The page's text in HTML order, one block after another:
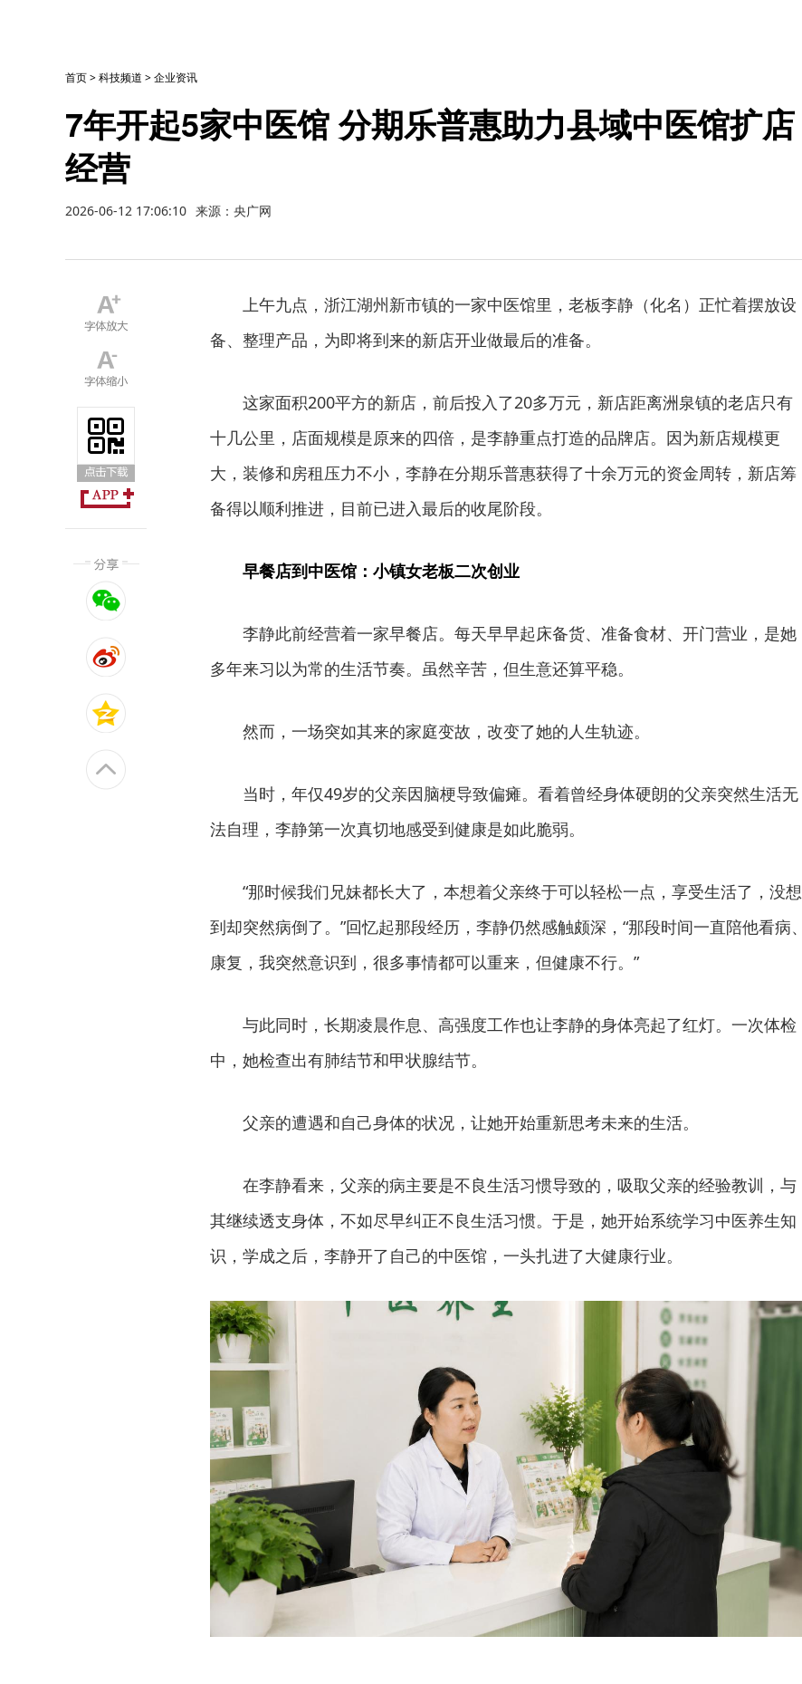
首页>科技频道 >企业资讯
7年开起5家中医馆 分期乐普惠助力县域中医馆扩店
经营
2026-06-12 17:06:10 来源：央广网
上午九点，浙江湖州新市镇的一家中医馆里，老板李静（化名）正忙着摆放设
备、整理产品，为即将到来的新店开业做最后的准备。
这家面积200平方的新店，前后投入了20多万元，新店距离洲泉镇的老店只有
十几公里，店面规模是原来的四倍，是李静重点打造的品牌店。因为新店规模更
大，装修和房租压力不小，李静在分期乐普惠获得了十余万元的资金周转，新店筹
备得以顺利推进，目前已进入最后的收尾阶段。
早餐店到中医馆：小镇女老板二次创业
李静此前经营着一家早餐店。每天早早起床备货、准备食材、开门营业，是她
多年来习以为常的生活节奏。虽然辛苦，但生意还算平稳。
然而，一场突如其来的家庭变故，改变了她的人生轨迹。
当时，年仅49岁的父亲因脑梗导致偏瘫。看着曾经身体硬朗的父亲突然生活无
法自理，李静第一次真切地感受到健康是如此脆弱。
“那时候我们兄妹都长大了，本想着父亲终于可以轻松一点，享受生活了，没想
到却突然病倒了。”回忆起那段经历，李静仍然感触颇深，“那段时间一直陪他看病、
康复，我突然意识到，很多事情都可以重来，但健康不行。”
与此同时，长期凌晨作息、高强度工作也让李静的身体亮起了红灯。一次体检
中，她检查出有肺结节和甲状腺结节。
父亲的遭遇和自己身体的状况，让她开始重新思考未来的生活。
在李静看来，父亲的病主要是不良生活习惯导致的，吸取父亲的经验教训，与
其继续透支身体，不如尽早纠正不良生活习惯。于是，她开始系统学习中医养生知
识，学成之后，李静开了自己的中医馆，一头扎进了大健康行业。